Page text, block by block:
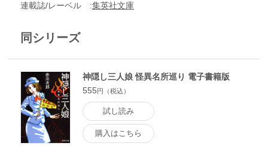
連載誌/レーベル
集英社文庫
同シリーズ
神隠し三人娘 怪異名所巡り 電子書籍版
555円（税込）
試し読み
購入はこちら